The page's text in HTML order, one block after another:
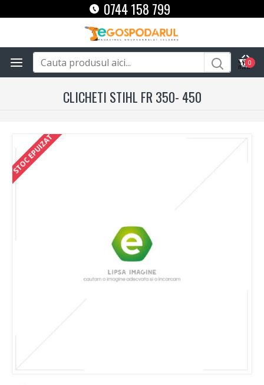
0744 158 799
0
CLICHETI STIHL FR 350- 450
STOC EPUIZAT